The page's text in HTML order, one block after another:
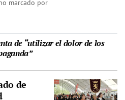
marcado por
de “utilizar el dolor de los
de